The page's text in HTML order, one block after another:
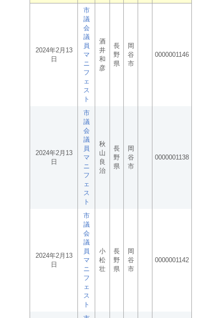
2024年2月13
日
市
議
会
議
員
マ
ニ
フ
ェ
ス
ト
酒
井
和
彦
長
野
県
岡
谷
市
0000001146
2024年2月13
日
市
議
会
議
員
マ
ニ
フ
ェ
ス
ト
秋
山
良
治
長
野
県
岡
谷
市
0000001138
2024年2月13
日
市
議
会
議
員
マ
ニ
フ
ェ
ス
ト
小
松
壮
長
野
県
岡
谷
市
0000001142